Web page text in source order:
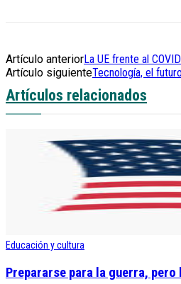
Artículo anteriorLa UE frente al
Artículo siguienteTecnología, el
Artículos relacionados
Educación y cultura
Prepararse para la guerra,